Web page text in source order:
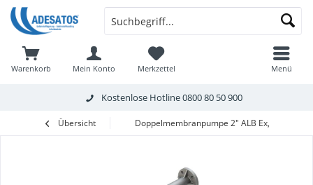
Kostenlose Hotline0800 80 50 900
Warenkorb Merkzettel
Mein Konto Menü
Übersicht Doppelmembranpumpe 2" ALB Ex, AL / NBR